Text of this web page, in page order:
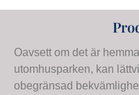
Oavsett om det är
utomhusparken, kan
obegränsad